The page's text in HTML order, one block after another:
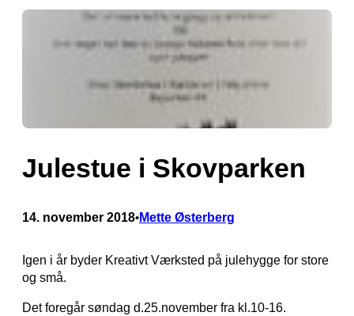
Julestue i Skovparken
14. november 2018•Mette Østerberg
Igen i år byder Kreativt Værksted på julehygge for store
og små.
Det foregår søndag d.25.november fra kl.10-16.